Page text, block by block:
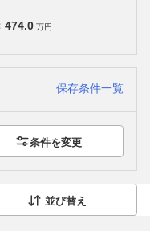
474.0 万円
保存条件一覧
条件を変更
並び替え